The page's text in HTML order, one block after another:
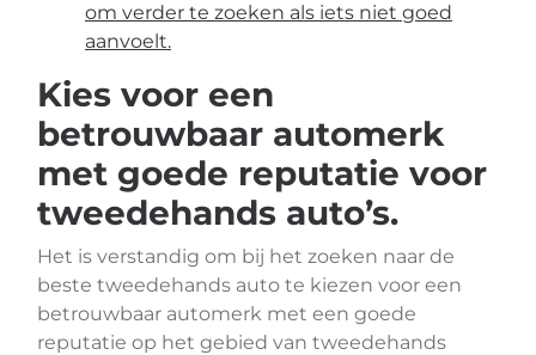
om verder te zoeken als iets niet goed
aanvoelt.
Kies voor een
betrouwbaar automerk
met goede reputatie voor
tweedehands auto’s.
Het is verstandig om bij het zoeken naar de
beste tweedehands auto te kiezen voor een
betrouwbaar automerk met een goede
reputatie op het gebied van tweedehands